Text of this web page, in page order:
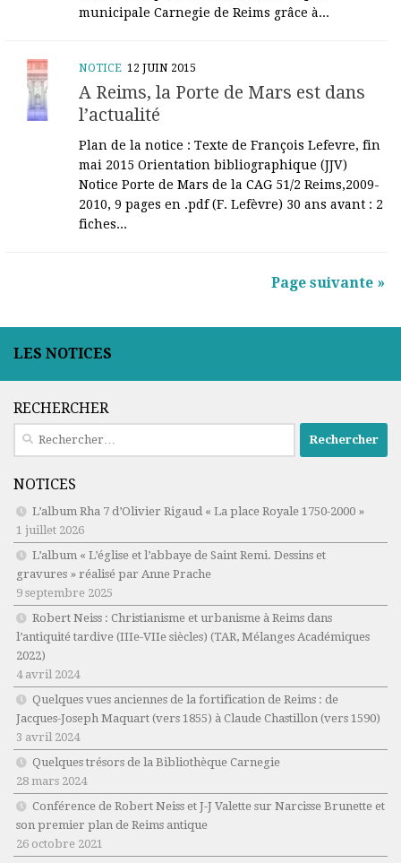
municipale Carnegie de Reims grâce à...
NOTICE 12 JUIN 2015
A Reims, la Porte de Mars est dans
l’actualité
Plan de la notice : Texte de François Lefevre, fin
mai 2015 Orientation bibliographique (JJV)
Notice Porte de Mars de la CAG 51/2 Reims,2009-
2010, 9 pages en .pdf (F. Lefèvre) 30 ans avant : 2
fiches...
Page suivante »
LES NOTICES
RECHERCHER
Rechercher :
NOTICES
L’album Rha 7 d’Olivier Rigaud « La place Royale 1750-2000 »
1 juillet 2026
L’album « L’église et l’abbaye de Saint Remi. Dessins et
gravures » réalisé par Anne Prache
9 septembre 2025
Robert Neiss : Christianisme et urbanisme à Reims dans
l’antiquité tardive (IIIe-VIIe siècles) (TAR, Mélanges Académiques
2022)
4 avril 2024
Quelques vues anciennes de la fortification de Reims : de
Jacques-Joseph Maquart (vers 1855) à Claude Chastillon (vers 1590)
3 avril 2024
Quelques trésors de la Bibliothèque Carnegie
28 mars 2024
Conférence de Robert Neiss et J-J Valette sur Narcisse Brunette et
son premier plan de Reims antique
26 octobre 2021